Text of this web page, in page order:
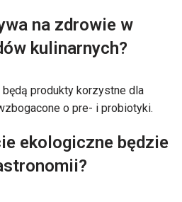
na zdrowie w
kulinarnych?
produkty korzystne dla
o pre- i probiotyki.
ekologiczne będzie